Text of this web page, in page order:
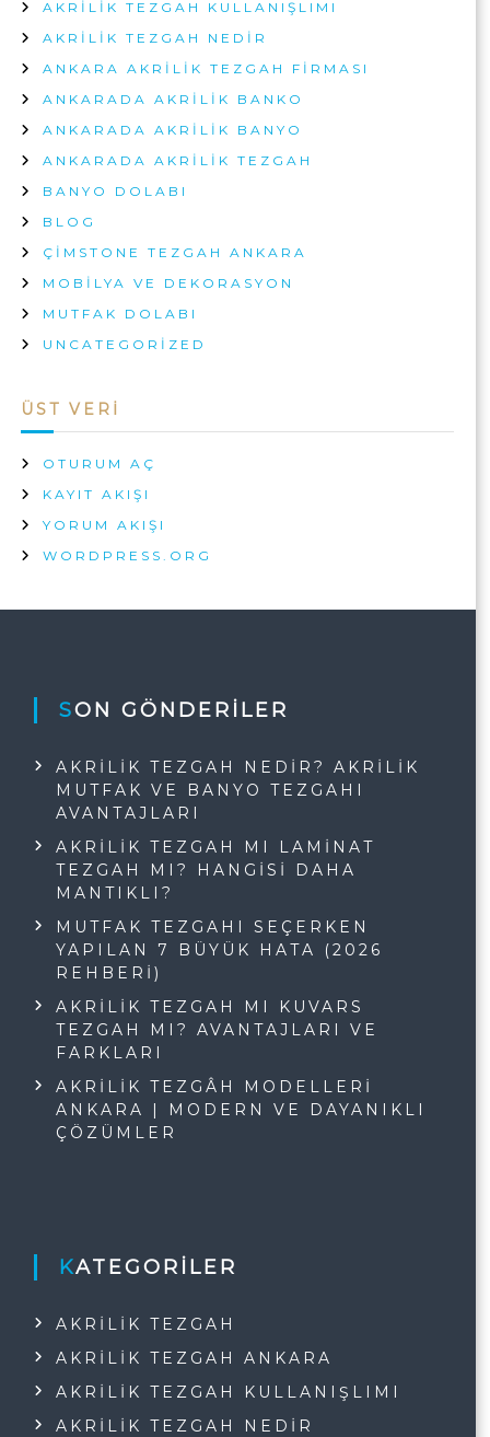
AKRILIK TEZGAH KULLANIŞLIMI
AKRILIK TEZGAH NEDIR
ANKARA AKRILIK TEZGAH FIRMASI
ANKARADA AKRILIK BANKO
ANKARADA AKRILIK BANYO
ANKARADA AKRILIK TEZGAH
BANYO DOLABI
BLOG
ÇIMSTONE TEZGAH ANKARA
MOBILYA VE DEKORASYON
MUTFAK DOLABI
UNCATEGORIZED
ÜST VERI
OTURUM AÇ
KAYIT AKIŞI
YORUM AKIŞI
WORDPRESS.ORG
SON GÖNDERILER
AKRILIK TEZGAH NEDIR? AKRILIK
MUTFAK VE BANYO TEZGAHI
AVANTAJLARI
AKRILIK TEZGAH MI LAMINAT
TEZGAH MI? HANGISI DAHA
MANTIKLI?
MUTFAK TEZGAHI SEÇERKEN
YAPILAN 7 BÜYÜK HATA (2026
REHBERI)
AKRILIK TEZGAH MI KUVARS
TEZGAH MI? AVANTAJLARI VE
FARKLARI
AKRILIK TEZGÂH MODELLERI
ANKARA | MODERN VE DAYANIKLI
ÇÖZÜMLER
KATEGORILER
AKRILIK TEZGAH
AKRILIK TEZGAH ANKARA
AKRILIK TEZGAH KULLANIŞLIMI
AKRILIK TEZGAH NEDIR